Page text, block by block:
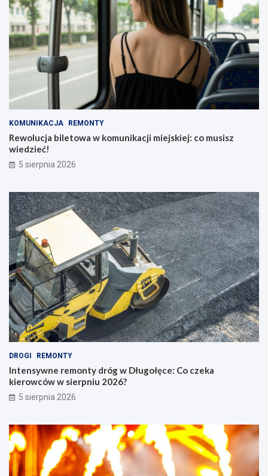
KOMUNIKACJA REMONTY
Rewolucja biletowa w komunikacji miejskiej: co musisz
wiedzieć!
5 sierpnia 2026
DROGI REMONTY
Intensywne remonty dróg w Długołęce: Co czeka
kierowców w sierpniu 2026?
5 sierpnia 2026